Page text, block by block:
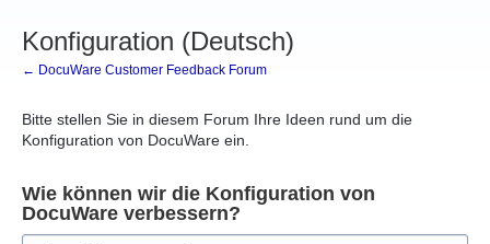
Konfiguration (Deutsch)
← DocuWare Customer Feedback Forum
Bitte stellen Sie in diesem Forum Ihre Ideen rund um die
Konfiguration von DocuWare ein.
Wie können wir die Konfiguration von
DocuWare verbessern?